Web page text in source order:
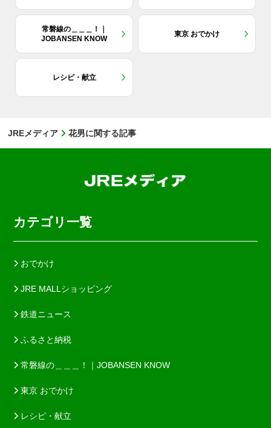
常磐線の＿＿＿！｜
JOBANSEN KNOW
東京 おでかけ
レシピ・献立
JREメディア 花男に関する記事
カテゴリ一覧
おでかけ
JRE MALLショッピング
鉄道ニュース
ふるさと納税
常磐線の＿＿＿！｜JOBANSEN KNOW
東京 おでかけ
レシピ・献立